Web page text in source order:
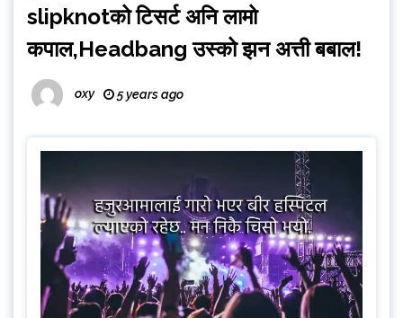
slipknotको टिसर्ट अनि लामो
कपाल,Headbang उस्को झन अत्ती बबाल!
oxy 5 years ago